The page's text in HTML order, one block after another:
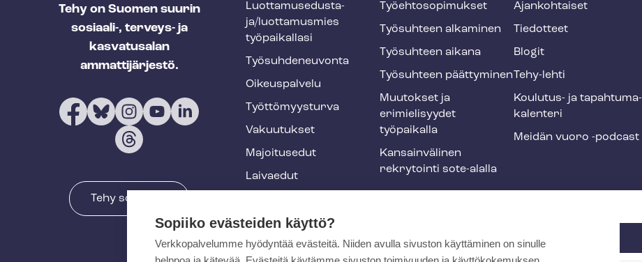
Tehy on Suomen suurin
sosiaali-, terveys- ja
kasvatusalan
ammattijärjestö.
Tehy somessa
h
y
f
o
o
t
e
r
Luot­ta­muse­dus­ta­
ja/luottamusmies
työpaikallasi
Työ­suh­de­neu­von­ta
Oikeuspalvelu
Työt­tö­myys­tur­va
Vakuutukset
Majoitusedut
Laivaedut
Muut edut
Koulutukset ja
Työ­eh­to­so­pi­muk­set
Työsuhteen alkaminen
Työsuhteen aikana
Työsuhteen päättyminen
Muutokset ja
erimielisyydet
työpaikalla
Kansainvälinen
rekrytointi sote-alalla
Ajankohtaiset
Tiedotteet
Blogit
Tehy-lehti
Koulutus- ja ta­pah­tu­ma­
ka­len­te­ri
Meidän vuoro -podcast
Sopiiko evästeiden käyttö?
Verkkopalvelumme hyödyntää evästeitä. Niiden avulla sivuston käyttäminen on sinulle